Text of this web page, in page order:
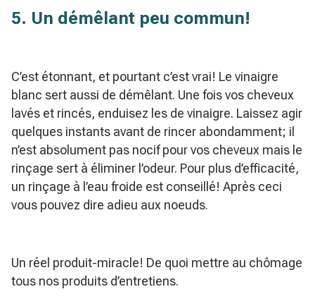
5. Un démêlant peu commun!
C’est étonnant, et pourtant c’est vrai! Le vinaigre
blanc sert aussi de démêlant. Une fois vos cheveux
lavés et rincés, enduisez les de vinaigre. Laissez agir
quelques instants avant de rincer abondamment; il
n’est absolument pas nocif pour vos cheveux mais le
rinçage sert à éliminer l’odeur. Pour plus d’efficacité,
un rinçage à l’eau froide est conseillé! Après ceci
vous pouvez dire adieu aux noeuds.
Un réel produit-miracle! De quoi mettre au chômage
tous nos produits d’entretiens.